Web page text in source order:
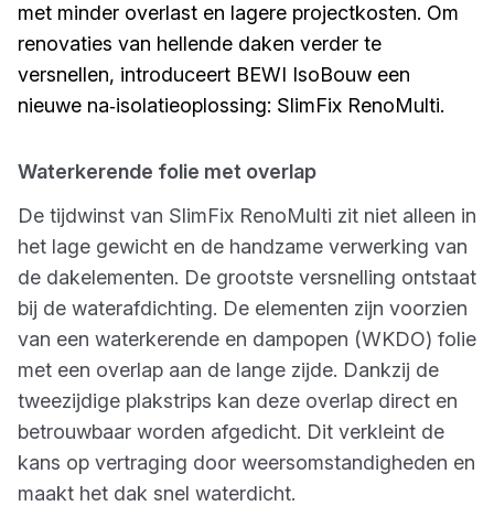
met minder overlast en lagere projectkosten. Om
renovaties van hellende daken verder te
versnellen, introduceert BEWI IsoBouw een
nieuwe na‑isolatieoplossing: SlimFix RenoMulti.
Waterkerende folie met overlap
De tijdwinst van SlimFix RenoMulti zit niet alleen in
het lage gewicht en de handzame verwerking van
de dakelementen. De grootste versnelling ontstaat
bij de waterafdichting. De elementen zijn voorzien
van een waterkerende en dampopen (WKDO) folie
met een overlap aan de lange zijde. Dankzij de
tweezijdige plakstrips kan deze overlap direct en
betrouwbaar worden afgedicht. Dit verkleint de
kans op vertraging door weersomstandigheden en
maakt het dak snel waterdicht.